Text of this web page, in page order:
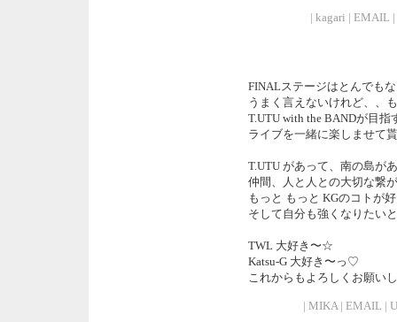
| kagari | EMAIL
FINALステージはとんでも
うまく言えないけれど、、
T.UTU with the BANDが目
ライブを一緒に楽しませて
T.UTU があって、南の島が
仲間、人と人との大切な繋
もっと もっと KGのコトが
そして自分も強くなりたい
TWL 大好き〜☆
Katsu-G 大好き〜っ♡
これからもよろしくお願い
| MIKA | EMAIL |